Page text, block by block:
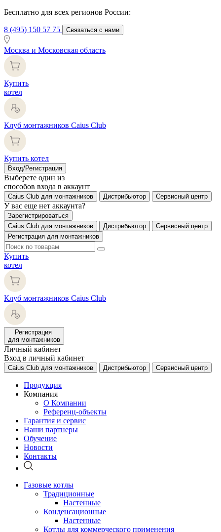
Бесплатно для всех регионов России:
8 (495) 150 57 75 Связаться с нами
Москва и Московская область
Купить
котел
Клуб монтажников Caius Club
Купить котел
Вход/Регистрация
Выберете один из
способов входа в аккаунт
Caius Club для монтажников Дистрибьютор Сервисный центр
У вас еще нет аккаунта?
Зарегистрироваться
Caius Club для монтажников
Дистрибьютор
Сервисный центр
Регистрация для монтажников
Купить
котел
Клуб монтажников Caius Club
Регистрация
для монтажников
Личный кабинет
Вход в личный кабинет
Caius Club для монтажников Дистрибьютор Сервисный центр
Продукция
Компания
О Компании
Референц-объекты
Гарантия и сервис
Наши партнеры
Обучение
Новости
Контакты
Газовые котлы
Традиционные
Настенные
Конденсационные
Настенные
Котлы для коммерческого применения